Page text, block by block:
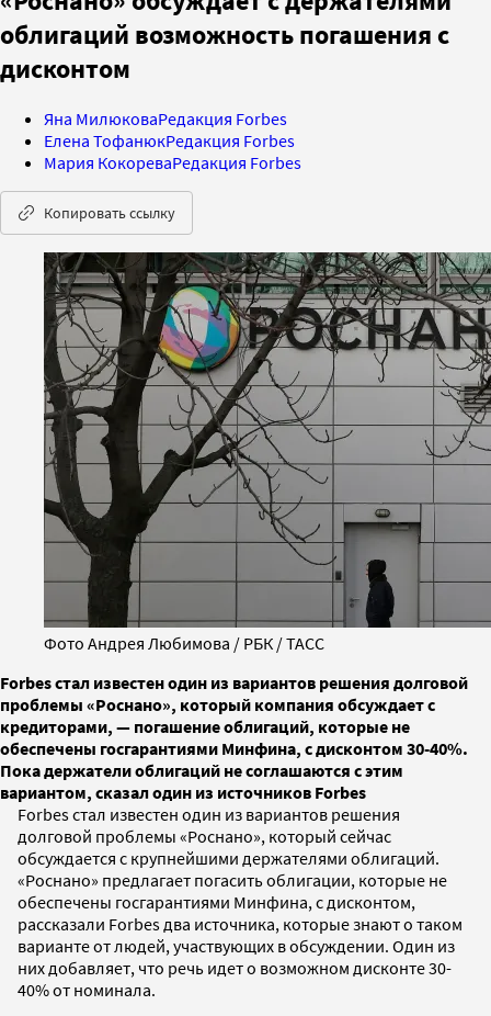
облигаций возможность погашения с
дисконтом
Яна МилюковаРедакция Forbes
Елена ТофанюкРедакция Forbes
Мария КокореваРедакция Forbes
Копировать ссылку
Фото Андрея Любимова / РБК / ТАСС
Forbes стал известен один из вариантов решения долговой
проблемы «Роснано», который компания обсуждает с
кредиторами, — погашение облигаций, которые не
обеспечены госгарантиями Минфина, с дисконтом 30-40%.
Пока держатели облигаций не соглашаются с этим
вариантом, сказал один из источников Forbes
Forbes стал известен один из вариантов решения
долговой проблемы «Роснано», который сейчас
обсуждается с крупнейшими держателями облигаций.
«Роснано» предлагает погасить облигации, которые не
обеспечены госгарантиями Минфина, с дисконтом,
рассказали Forbes два источника, которые знают о таком
варианте от людей, участвующих в обсуждении. Один из
них добавляет, что речь идет о возможном дисконте 30-
40% от номинала.